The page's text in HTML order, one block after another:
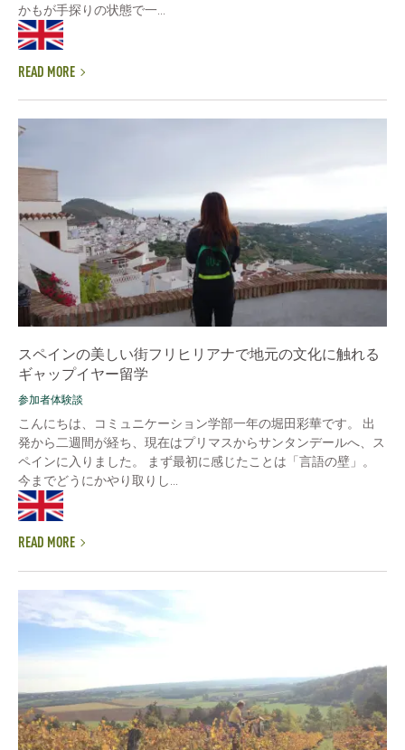
かもが手探りの状態で一...
READ MORE
スペインの美しい街フリヒリアナで地元の文化に触れる
ギャップイヤー留学
参加者体験談
こんにちは、コミュニケーション学部一年の堀田彩華です。 出
発から二週間が経ち、現在はプリマスからサンタンデールへ、ス
ペインに入りました。 まず最初に感じたことは「言語の壁」。
今までどうにかやり取りし...
READ MORE